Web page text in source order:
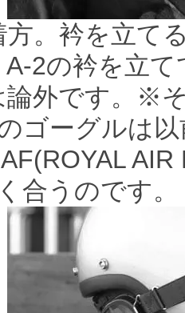
方。衿を立て
A-2の衿を立
論外です。※
ゴーグルは
合うのです。